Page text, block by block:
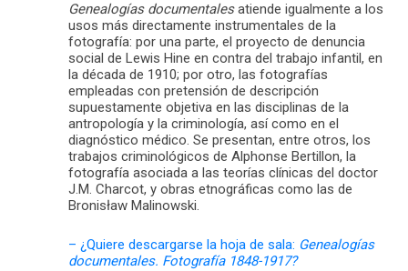
Genealogías documentalesatiende igualmente a los
usos más directamente instrumentales de la
fotografía: por una parte, el proyecto de denuncia
social de Lewis Hine en contra del trabajo infantil, en
la década de 1910; por otro, las fotografías
empleadas con pretensión de descripción
supuestamente objetiva en las disciplinas de la
antropología y la criminología, así como en el
diagnóstico médico. Se presentan, entre otros, los
trabajos criminológicos de Alphonse Bertillon, la
fotografía asociada a las teorías clínicas del doctor
J.M. Charcot, y obras etnográficas como las de
Bronisław Malinowski.
– ¿Quiere descargarse la hoja de sala: Genealogías
documentales. Fotografía 1848-1917?